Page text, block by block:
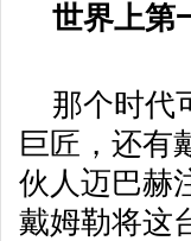
世界上第
那个时代
巨匠，还有
伙人迈巴赫
戴姆勒将这